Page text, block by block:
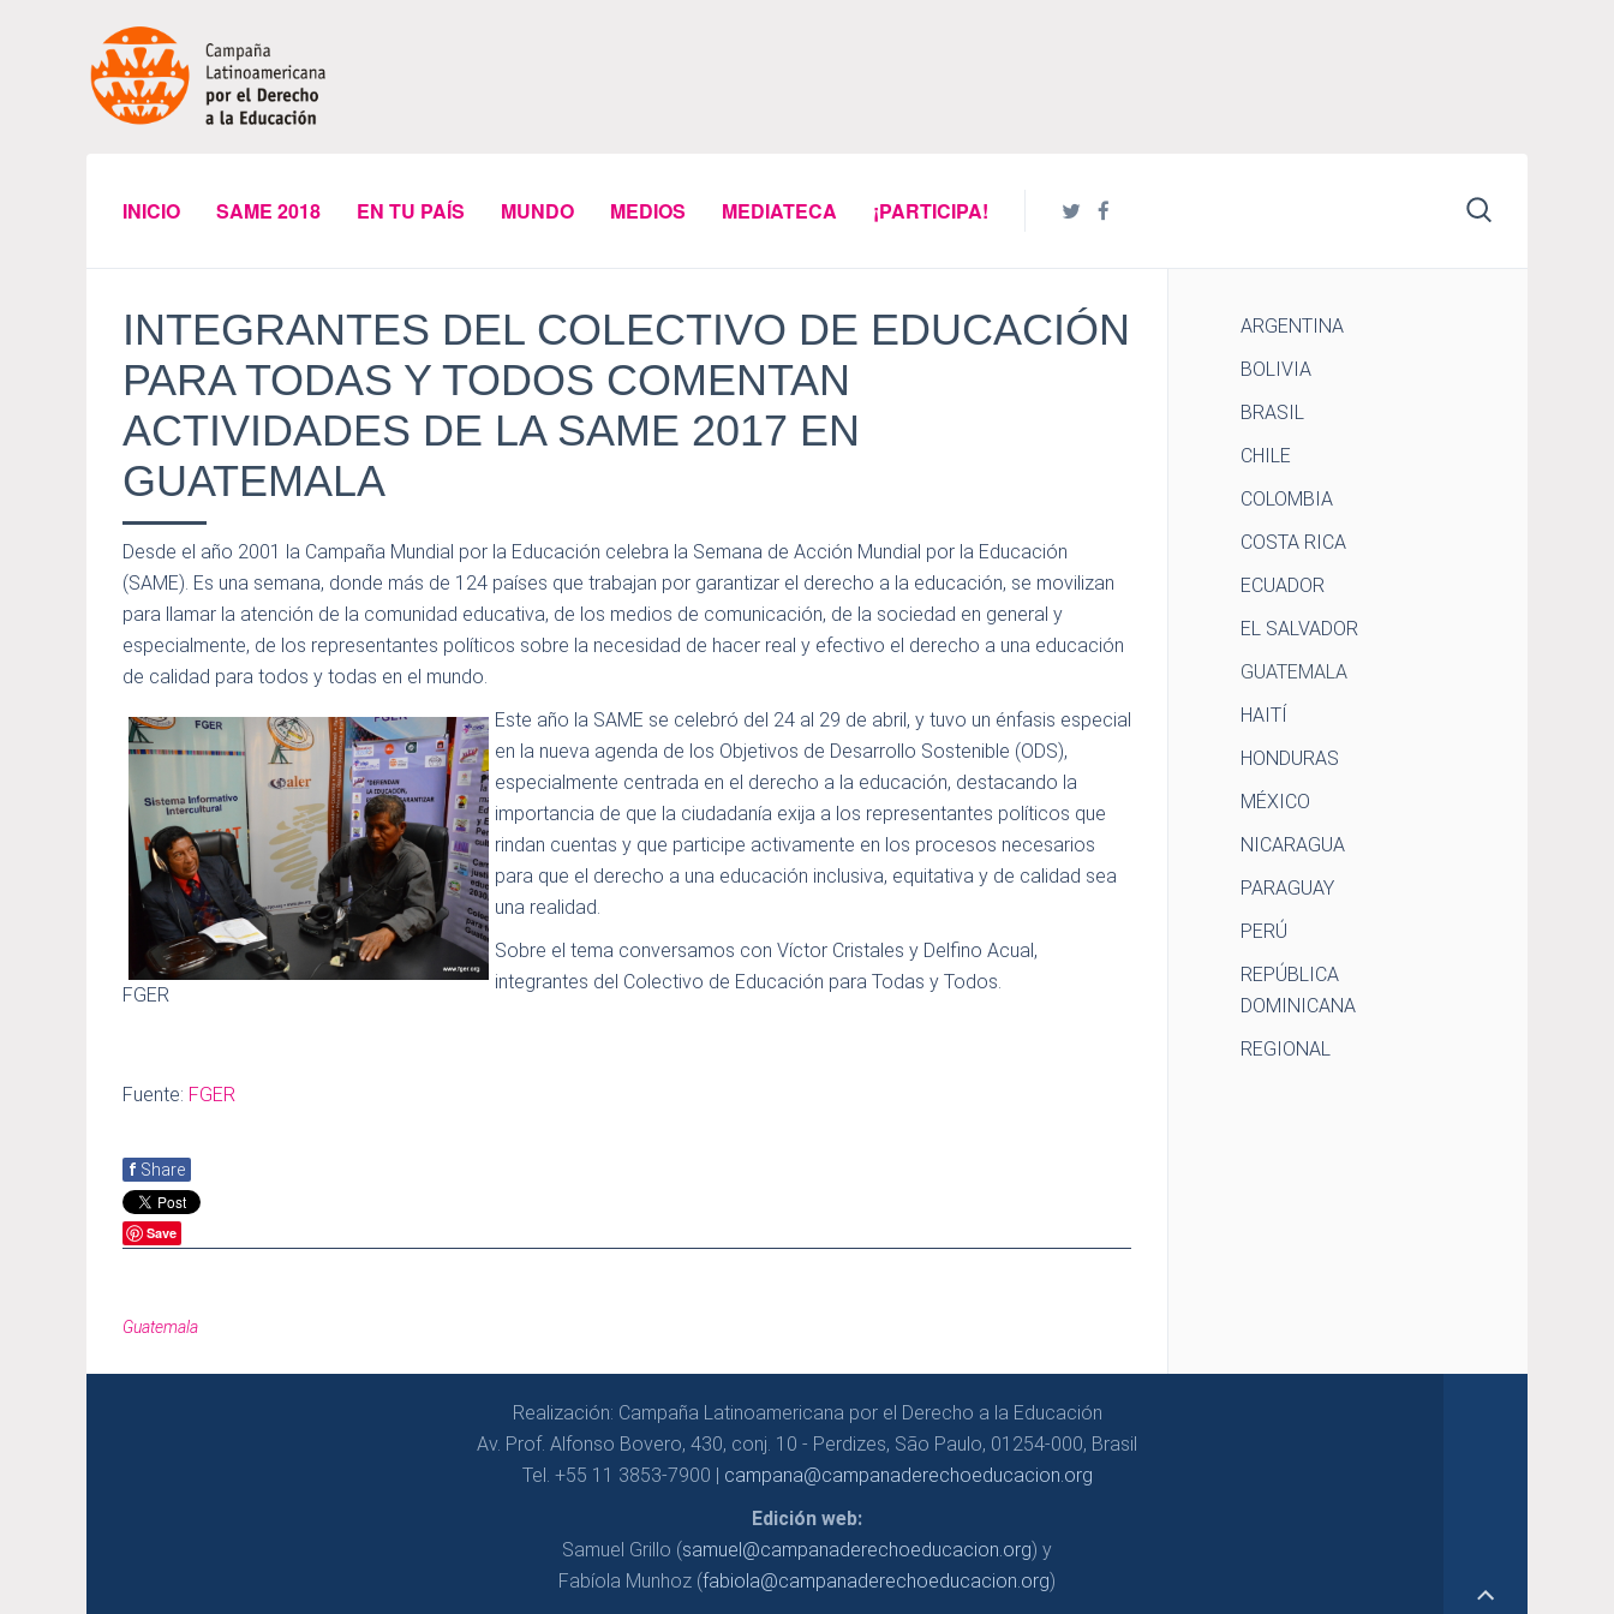
INICIO SAME 2018 EN TU PAÍS MUNDO MEDIOS MEDIATECA ¡PARTICIPA!
INTEGRANTES DEL COLECTIVO DE EDUCACIÓN
PARA TODAS Y TODOS COMENTAN
ACTIVIDADES DE LA SAME 2017 EN
GUATEMALA
Desde el año 2001 la Campaña Mundial por la Educación celebra la Semana de Acción Mundial por la Educación
(SAME). Es una semana, donde más de 124 países que trabajan por garantizar el derecho a la educación, se movilizan
para llamar la atención de la comunidad educativa, de los medios de comunicación, de la sociedad en general y
especialmente, de los representantes políticos sobre la necesidad de hacer real y efectivo el derecho a una educación
de calidad para todos y todas en el mundo.
FGER
Este año la SAME se celebró del 24 al 29 de abril, y tuvo un énfasis especial
en la nueva agenda de los Objetivos de Desarrollo Sostenible (ODS),
especialmente centrada en el derecho a la educación, destacando la
importancia de que la ciudadanía exija a los representantes políticos que
rindan cuentas y que participe activamente en los procesos necesarios
para que el derecho a una educación inclusiva, equitativa y de calidad sea
una realidad.
Sobre el tema conversamos con Víctor Cristales y Delfino Acual,
integrantes del Colectivo de Educación para Todas y Todos.
Fuente: FGER
f Share
Save
Guatemala
ARGENTINA
BOLIVIA
BRASIL
CHILE
COLOMBIA
COSTA RICA
ECUADOR
EL SALVADOR
GUATEMALA
HAITÍ
HONDURAS
MÉXICO
NICARAGUA
PARAGUAY
PERÚ
REPÚBLICA
DOMINICANA
REGIONAL
Realización: Campaña Latinoamericana por el Derecho a la Educación
Av. Prof. Alfonso Bovero, 430, conj. 10 - Perdizes, São Paulo, 01254-000, Brasil
Tel. +55 11 3853-7900 | campana@campanaderechoeducacion.org
Edición web:
Samuel Grillo (samuel@campanaderechoeducacion.org) y
Fabíola Munhoz (fabiola@campanaderechoeducacion.org)